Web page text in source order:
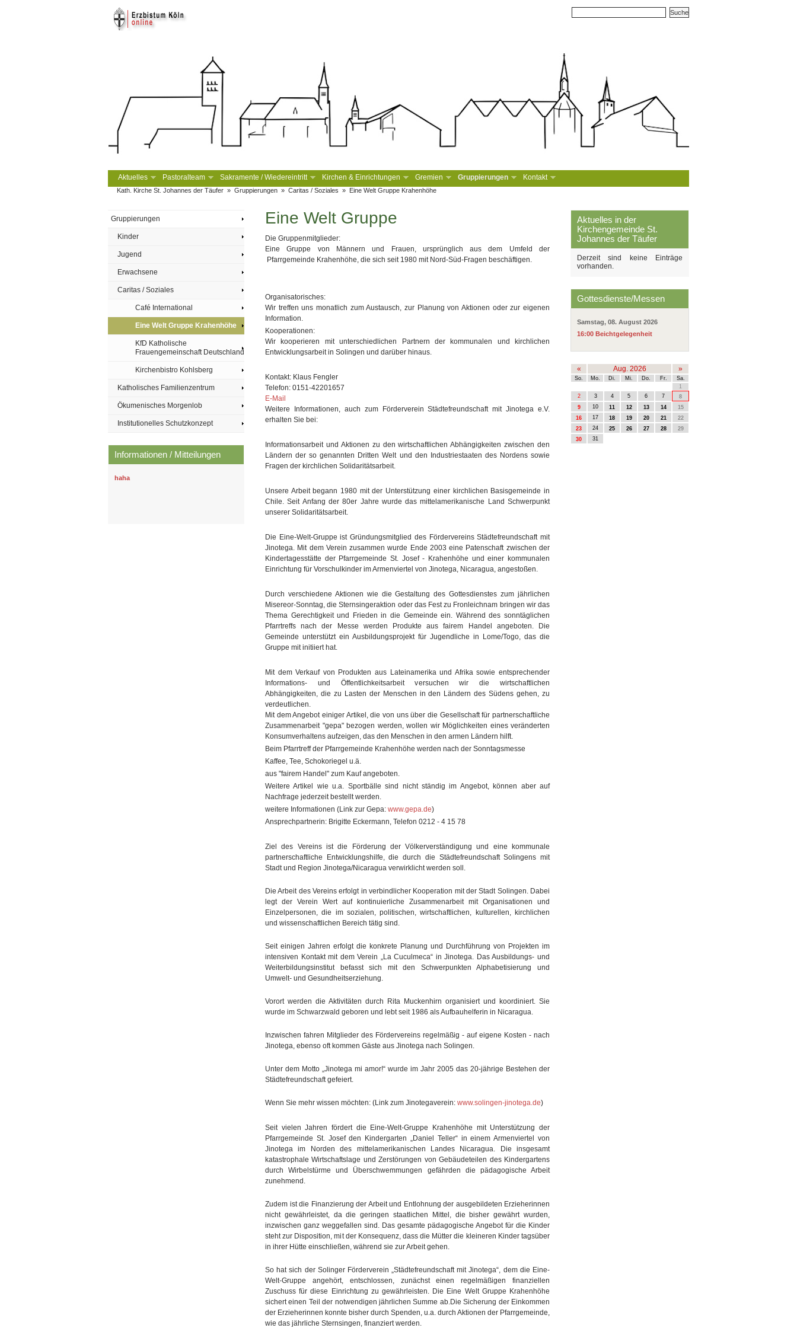
Aktuelles Pastoralteam Sakramente / Wiedereintritt Kirchen & Einrichtungen Gremien Gruppierungen Kontakt
Kath. Kirche St. Johannes der Täufer » Gruppierungen » Caritas / Soziales » Eine Welt Gruppe Krahenhöhe
Gruppierungen
Kinder
Jugend
Erwachsene
Caritas / Soziales
Café International
Eine Welt Gruppe Krahenhöhe
KfD Katholische
Frauengemeinschaft Deutschland
Kirchenbistro Kohlsberg
Katholisches Familienzentrum
Ökumenisches Morgenlob
Institutionelles Schutzkonzept
Informationen / Mitteilungen
haha
Aktuelles in der
Kirchengemeinde St.
Johannes der Täufer
Derzeit sind keine Einträge
vorhanden.
Gottesdienste/Messen
Samstag, 08. August 2026
16:00 Beichtgelegenheit
« Aug. 2026 »
So. Mo. Di. Mi. Do. Fr.
Sa.
1
2
3 4 5 6 7
8
9
10 11 12 13 14
15
16
17 18 19 20 21
22
23
24 25 26 27 28
29
30
31
Eine Welt Gruppe
Die Gruppenmitglieder:
Eine Gruppe von Männern und Frauen, ursprünglich aus dem Umfeld der
Pfarrgemeinde Krahenhöhe, die sich seit 1980 mit Nord-Süd-Fragen beschäftigen.
Organisatorisches:
Wir treffen uns monatlich zum Austausch, zur Planung von Aktionen oder zur eigenen
Information.
Kooperationen:
Wir kooperieren mit unterschiedlichen Partnern der kommunalen und kirchlichen
Entwicklungsarbeit in Solingen und darüber hinaus.
Kontakt: Klaus Fengler
Telefon: 0151-42201657
E-Mail
Weitere Informationen, auch zum Förderverein Städtefreundschaft mit Jinotega e.V.
erhalten Sie bei:
Informationsarbeit und Aktionen zu den wirtschaftlichen Abhängigkeiten zwischen den
Ländern der so genannten Dritten Welt und den Industriestaaten des Nordens sowie
Fragen der kirchlichen Solidaritätsarbeit.
Unsere Arbeit begann 1980 mit der Unterstützung einer kirchlichen Basisgemeinde in
Chile. Seit Anfang der 80er Jahre wurde das mittelamerikanische Land Schwerpunkt
unserer Solidaritätsarbeit.
Die Eine-Welt-Gruppe ist Gründungsmitglied des Fördervereins Städtefreundschaft mit
Jinotega. Mit dem Verein zusammen wurde Ende 2003 eine Patenschaft zwischen der
Kindertagesstätte der Pfarrgemeinde St. Josef - Krahenhöhe und einer kommunalen
Einrichtung für Vorschulkinder im Armenviertel von Jinotega, Nicaragua, angestoßen.
Durch verschiedene Aktionen wie die Gestaltung des Gottesdienstes zum jährlichen
Misereor-Sonntag, die Sternsingeraktion oder das Fest zu Fronleichnam bringen wir das
Thema Gerechtigkeit und Frieden in die Gemeinde ein. Während des sonntäglichen
Pfarrtreffs nach der Messe werden Produkte aus fairem Handel angeboten. Die
Gemeinde unterstützt ein Ausbildungsprojekt für Jugendliche in Lome/Togo, das die
Gruppe mit initiiert hat.
Mit dem Verkauf von Produkten aus Lateinamerika und Afrika sowie entsprechender
Informations- und Öffentlichkeitsarbeit versuchen wir die wirtschaftlichen
Abhängigkeiten, die zu Lasten der Menschen in den Ländern des Südens gehen, zu
verdeutlichen.
Mit dem Angebot einiger Artikel, die von uns über die Gesellschaft für partnerschaftliche
Zusammenarbeit "gepa" bezogen werden, wollen wir Möglichkeiten eines veränderten
Konsumverhaltens aufzeigen, das den Menschen in den armen Ländern hilft.
Beim Pfarrtreff der Pfarrgemeinde Krahenhöhe werden nach der Sonntagsmesse
Kaffee, Tee, Schokoriegel u.ä.
aus "fairem Handel" zum Kauf angeboten.
Weitere Artikel wie u.a. Sportbälle sind nicht ständig im Angebot, können aber auf
Nachfrage jederzeit bestellt werden.
weitere Informationen (Link zur Gepa: www.gepa.de)
Ansprechpartnerin: Brigitte Eckermann, Telefon 0212 - 4 15 78
Ziel des Vereins ist die Förderung der Völkerverständigung und eine kommunale
partnerschaftliche Entwicklungshilfe, die durch die Städtefreundschaft Solingens mit
Stadt und Region Jinotega/Nicaragua verwirklicht werden soll.
Die Arbeit des Vereins erfolgt in verbindlicher Kooperation mit der Stadt Solingen. Dabei
legt der Verein Wert auf kontinuierliche Zusammenarbeit mit Organisationen und
Einzelpersonen, die im sozialen, politischen, wirtschaftlichen, kulturellen, kirchlichen
und wissenschaftlichen Bereich tätig sind.
Seit einigen Jahren erfolgt die konkrete Planung und Durchführung von Projekten im
intensiven Kontakt mit dem Verein „La Cuculmeca“ in Jinotega. Das Ausbildungs- und
Weiterbildungsinstitut befasst sich mit den Schwerpunkten Alphabetisierung und
Umwelt- und Gesundheitserziehung.
Vorort werden die Aktivitäten durch Rita Muckenhirn organisiert und koordiniert. Sie
wurde im Schwarzwald geboren und lebt seit 1986 als Aufbauhelferin in Nicaragua.
Inzwischen fahren Mitglieder des Fördervereins regelmäßig - auf eigene Kosten - nach
Jinotega, ebenso oft kommen Gäste aus Jinotega nach Solingen.
Unter dem Motto „Jinotega mi amor!“ wurde im Jahr 2005 das 20-jährige Bestehen der
Städtefreundschaft gefeiert.
Wenn Sie mehr wissen möchten: (Link zum Jinotegaverein: www.solingen-jinotega.de)
Seit vielen Jahren fördert die Eine-Welt-Gruppe Krahenhöhe mit Unterstützung der
Pfarrgemeinde St. Josef den Kindergarten „Daniel Teller“ in einem Armenviertel von
Jinotega im Norden des mittelamerikanischen Landes Nicaragua. Die insgesamt
katastrophale Wirtschaftslage und Zerstörungen von Gebäudeteilen des Kindergartens
durch Wirbelstürme und Überschwemmungen gefährden die pädagogische Arbeit
zunehmend.
Zudem ist die Finanzierung der Arbeit und Entlohnung der ausgebildeten Erzieherinnen
nicht gewährleistet, da die geringen staatlichen Mittel, die bisher gewährt wurden,
inzwischen ganz weggefallen sind. Das gesamte pädagogische Angebot für die Kinder
steht zur Disposition, mit der Konsequenz, dass die Mütter die kleineren Kinder tagsüber
in ihrer Hütte einschließen, während sie zur Arbeit gehen.
So hat sich der Solinger Förderverein „Städtefreundschaft mit Jinotega“, dem die Eine-
Welt-Gruppe angehört, entschlossen, zunächst einen regelmäßigen finanziellen
Zuschuss für diese Einrichtung zu gewährleisten. Die Eine Welt Gruppe Krahenhöhe
sichert einen Teil der notwendigen jährlichen Summe ab.Die Sicherung der Einkommen
der Erzieherinnen konnte bisher durch Spenden, u.a. durch Aktionen der Pfarrgemeinde,
wie das jährliche Sternsingen, finanziert werden.